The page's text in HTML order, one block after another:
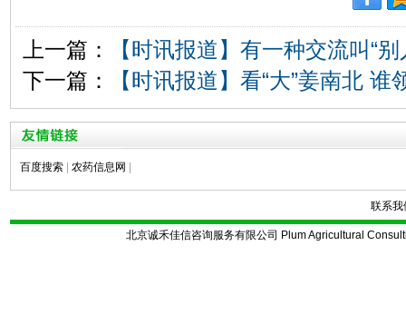
上一篇：
【时讯报道】有一种交流叫“
下一篇：
【时讯报道】看“大”姜南北 谁
百度搜索 农药信息网
联系我
北京诚禾佳信咨询服务有限公司 Plum Agricultural